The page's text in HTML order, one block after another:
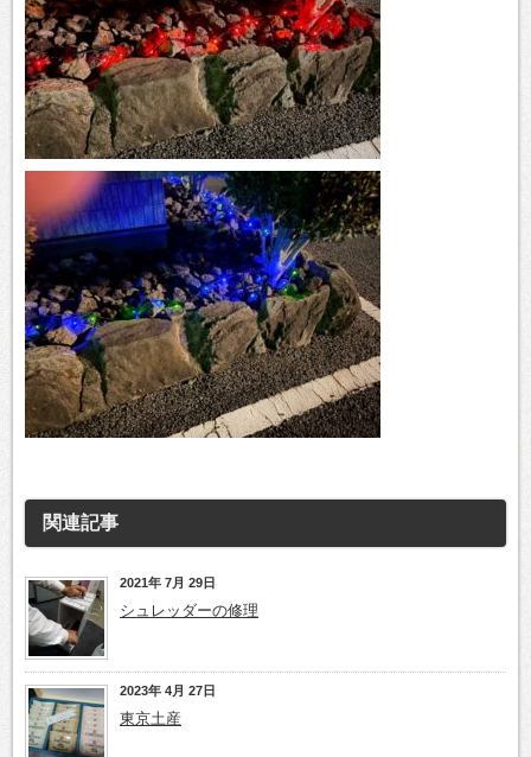
関連記事
2021年 7月 29日
シュレッダーの修理
2023年 4月 27日
東京土産